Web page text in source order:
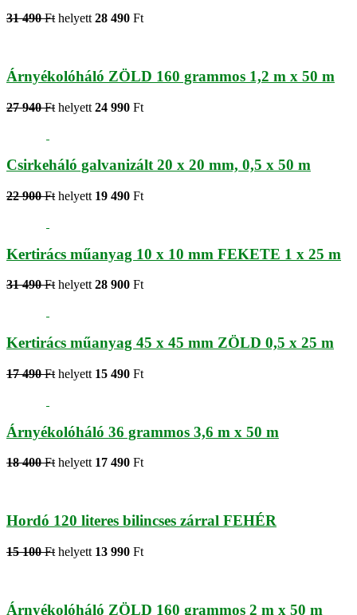
31 490 Ft helyett 28 490 Ft
Árnyékolóháló ZÖLD 160 grammos 1,2 m x 50 m
27 940 Ft helyett 24 990 Ft
Csirkeháló galvanizált 20 x 20 mm, 0,5 x 50 m
22 900 Ft helyett 19 490 Ft
Kertirács műanyag 10 x 10 mm FEKETE 1 x 25 m
31 490 Fthelyett28 900 Ft
Kertirács műanyag 45 x 45 mm ZÖLD 0,5 x 25 m
17 490 Ft helyett 15 490 Ft
Árnyékolóháló 36 grammos 3,6 m x 50 m
18 400 Ft helyett 17 490 Ft
Hordó 120 literes bilincses zárral FEHÉR
15 100 Ft helyett 13 990 Ft
Árnyékolóháló ZÖLD 160 grammos 2 m x 50 m